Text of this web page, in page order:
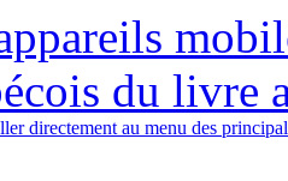
du livre
directement au menu des